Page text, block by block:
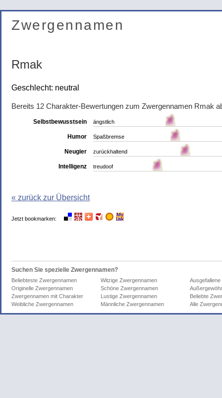
Zwergennamen
Rmak
Geschlecht: neutral
Bereits 12 Charakter-Bewertungen zum Zwergennamen Rmak
Selbstbewusstsein ängstlich
Humor Spaßbremse
Neugier zurückhaltend
Intelligenz treudoof
« zurück zur Übersicht
Jetzt bookmarken:
Suchen Sie spezielle Zwergennamen?
Beliebteste Zwergennamen Witzige Zwergennamen
Originelle Zwergennamen
Schöne Zwergennamen
Zwergennamen mit Charakter
Lustige Zwergennamen
Beliebte
Weibliche Zwergennamen
Männliche Zwergennamen Alle